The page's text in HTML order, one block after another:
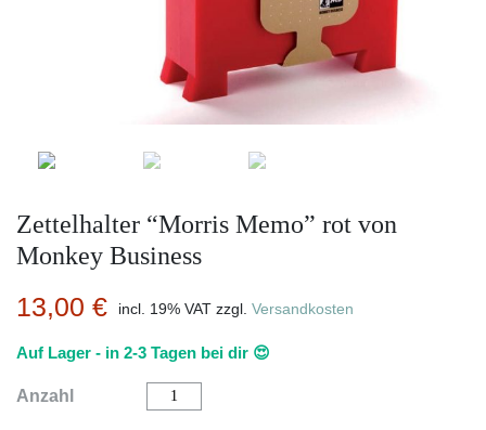
Zettelhalter “Morris Memo” rot von
Monkey Business
13,00 € incl. 19% VAT zzgl. Versandkosten
Auf Lager - in 2-3 Tagen bei dir 😍
Anzahl
Zettelhalter
"Morris